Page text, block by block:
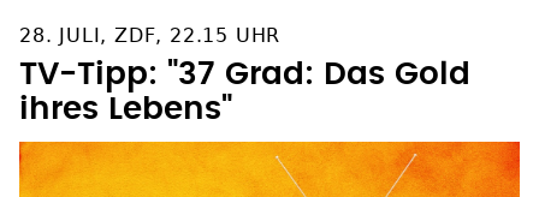
28. JULI, ZDF, 22.15 UHR
TV-Tipp: "37 Grad: Das Gold